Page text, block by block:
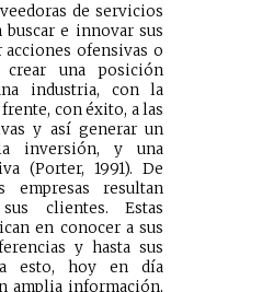
de servicios
e innovar sus
acciones ofensivas o
crear una posición
industria, con la
con éxito, a las
y así generar un
inversión, y una
(Porter, 1991). De
empresas resultan
clientes. Estas
en conocer a sus
y hasta sus
esto, hoy en día
amplia información,